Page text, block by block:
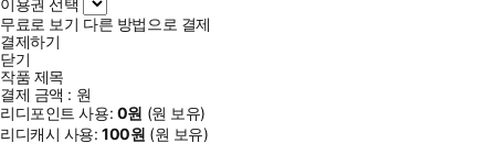
이용권 선택
무료로 보기 다른 방법으로 결제
결제하기
닫기
작품 제목
결제 금액 : 원
리디포인트 사용: 0원 (원 보유)
리디캐시 사용:100원 (원 보유)